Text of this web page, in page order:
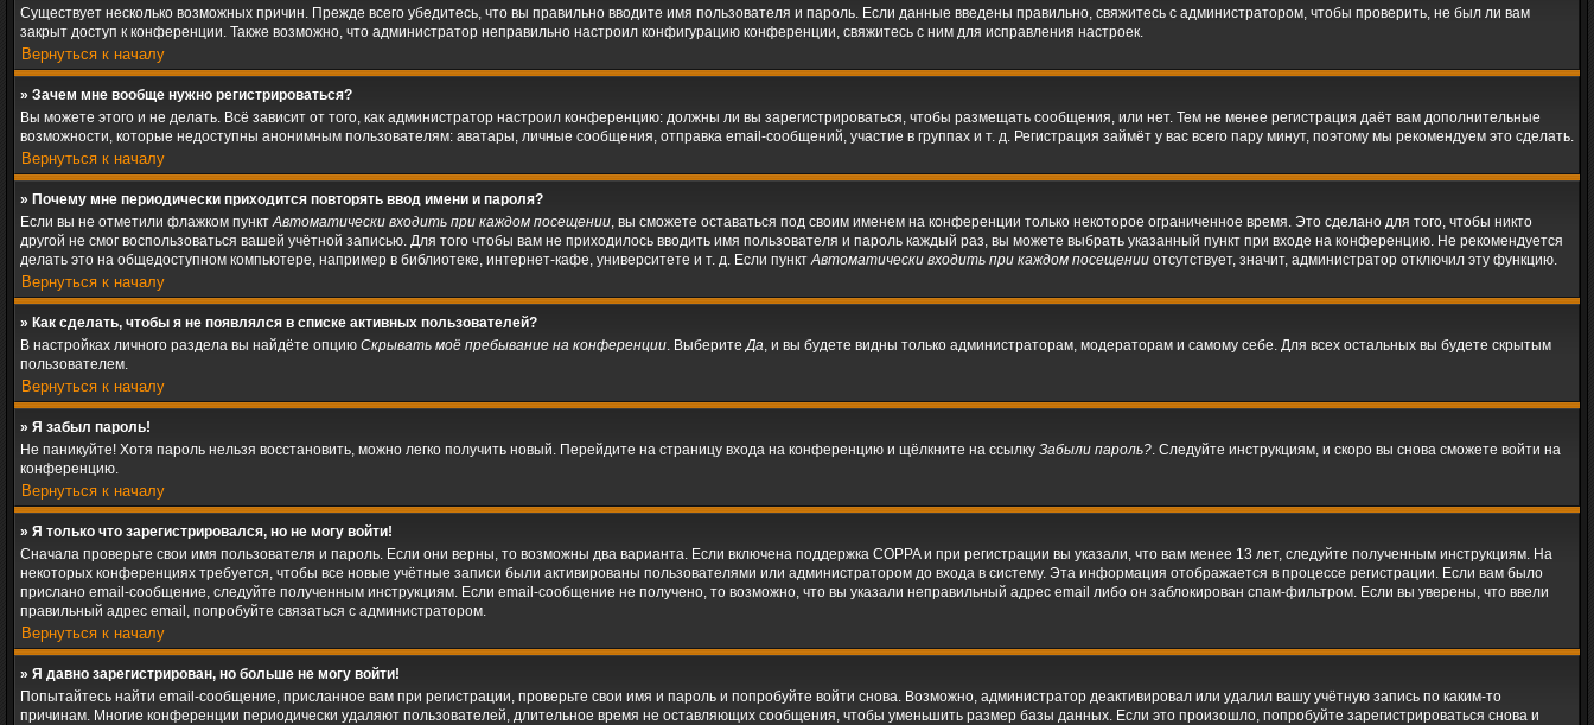
Существует несколько возможных причин. Прежде всего убедитесь, что вы правильно вводите имя пользователя и пароль. Если данные введены правильно, свяжитесь с администратором, чтобы проверить, не был ли вам
закрыт доступ к конференции. Также возможно, что администратор неправильно настроил конфигурацию конференции, свяжитесь с ним для исправления настроек.
Вернуться к началу
» Зачем мне вообще нужно регистрироваться?
Вы можете этого и не делать. Всё зависит от того, как администратор настроил конференцию: должны ли вы зарегистрироваться, чтобы размещать сообщения, или нет. Тем не менее регистрация даёт вам дополнительные
возможности, которые недоступны анонимным пользователям: аватары, личные сообщения, отправка email-сообщений, участие в группах и т. д. Регистрация займёт у вас всего пару минут, поэтому мы рекомендуем это сделать.
Вернуться к началу
» Почему мне периодически приходится повторять ввод имени и пароля?
Если вы не отметили флажком пунктАвтоматически входить при каждом посещении, вы сможете оставаться под своим именем на конференции только некоторое ограниченное время. Это сделано для того, чтобы никто
другой не смог воспользоваться вашей учётной записью. Для того чтобы вам не приходилось вводить имя пользователя и пароль каждый раз, вы можете выбрать указанный пункт при входе на конференцию. Не рекомендуется
делать это на общедоступном компьютере, например в библиотеке, интернет-кафе, университете и т. д. Если пунктАвтоматически входить при каждом посещении отсутствует, значит, администратор отключил эту функцию.
Вернуться к началу
» Как сделать, чтобы я не появлялся в списке активных пользователей?
В настройках личного раздела вы найдёте опцию Скрывать моё пребывание на конференции. ВыберитеДа, и вы будете видны только администраторам, модераторам и самому себе. Для всех остальных вы будете скрытым
пользователем.
Вернуться к началу
» Я забыл пароль!
Не паникуйте! Хотя пароль нельзя восстановить, можно легко получить новый. Перейдите на страницу входа на конференцию и щёлкните на ссылку Забыли пароль?. Следуйте инструкциям, и скоро вы снова сможете войти на
конференцию.
Вернуться к началу
» Я только что зарегистрировался, но не могу войти!
Сначала проверьте свои имя пользователя и пароль. Если они верны, то возможны два варианта. Если включена поддержка COPPA и при регистрации вы указали, что вам менее 13 лет, следуйте полученным инструкциям. На
некоторых конференциях требуется, чтобы все новые учётные записи были активированы пользователями или администратором до входа в систему. Эта информация отображается в процессе регистрации. Если вам было
прислано email-сообщение, следуйте полученным инструкциям. Если email-сообщение не получено, то возможно, что вы указали неправильный адрес email либо он заблокирован спам-фильтром. Если вы уверены, что ввели
правильный адрес email, попробуйте связаться с администратором.
Вернуться к началу
» Я давно зарегистрирован, но больше не могу войти!
Попытайтесь найти email-сообщение, присланное вам при регистрации, проверьте свои имя и пароль и попробуйте войти снова. Возможно, администратор деактивировал или удалил вашу учётную запись по каким-то
причинам. Многие конференции периодически удаляют пользователей, длительное время не оставляющих сообщения, чтобы уменьшить размер базы данных. Если это произошло, попробуйте зарегистрироваться снова и